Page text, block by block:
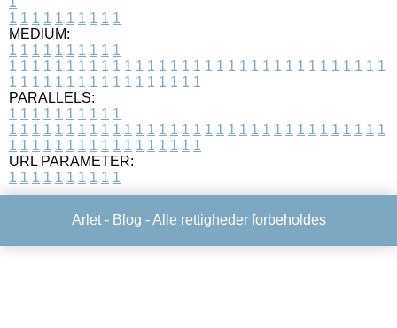
1 1 1 1 1 1 1 1 1 1
MEDIUM:
1 1 1 1 1 1 1 1 1 1
1 1 1 1 1 1 1 1 1 1 1 1 1 1 1 1 1 1 1 1 1 1 1 1 1 1 1 1 1 1 1 1 1
1 1 1 1 1 1 1 1 1 1 1 1 1 1 1 1 1
PARALLELS:
1 1 1 1 1 1 1 1 1 1
1 1 1 1 1 1 1 1 1 1 1 1 1 1 1 1 1 1 1 1 1 1 1 1 1 1 1 1 1 1 1 1 1
1 1 1 1 1 1 1 1 1 1 1 1 1 1 1 1 1
URL PARAMETER:
1 1 1 1 1 1 1 1 1 1
Arlet - Blog - Alle rettigheder forbeholdes